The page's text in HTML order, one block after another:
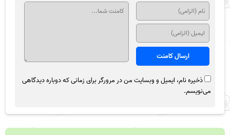
ذخیره نام، ایمیل و وبسایت من در مرورگر برای زمانی که دوباره دیدگاهی
می‌نویسم.